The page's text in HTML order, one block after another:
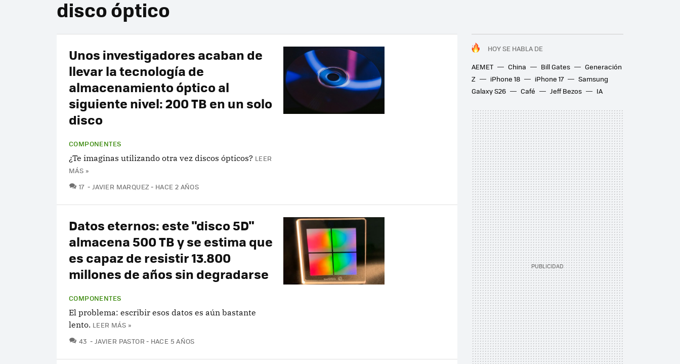
disco óptico
HOY SE HABLA DE
AEMET
China Bill Gates
Generación
Z
iPhone 18 iPhone 17
Samsung
Galaxy S26
Café Jeff Bezos IA
Unos investigadores acaban de
llevar la tecnología de
almacenamiento óptico al
siguiente nivel: 200 TB en un solo
disco
COMPONENTES
¿Te imaginas utilizando otra vez discos ópticos? LEER
MÁS »
17 COMENTARIOS
JAVIER MARQUEZ HACE 2 AÑOS
Datos eternos: este "disco 5D"
almacena 500 TB y se estima que
es capaz de resistir 13.800
millones de años sin degradarse
COMPONENTES
El problema: escribir esos datos es aún bastante
lento. LEER MÁS »
43 COMENTARIOS
JAVIER PASTOR HACE 5 AÑOS